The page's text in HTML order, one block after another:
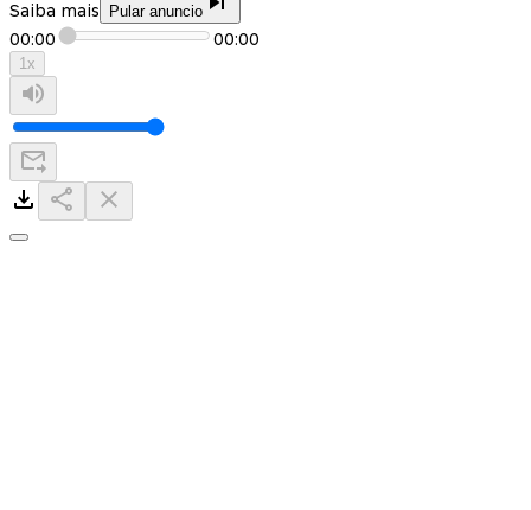
Saiba mais Pular anuncio
00:00 00:00
1x